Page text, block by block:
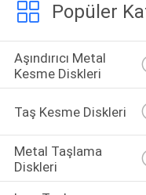
Popüler
Aşındırıcı Metal
Kesme Diskleri
Taş Kesme Diskleri
Metal Taşlama
Diskleri